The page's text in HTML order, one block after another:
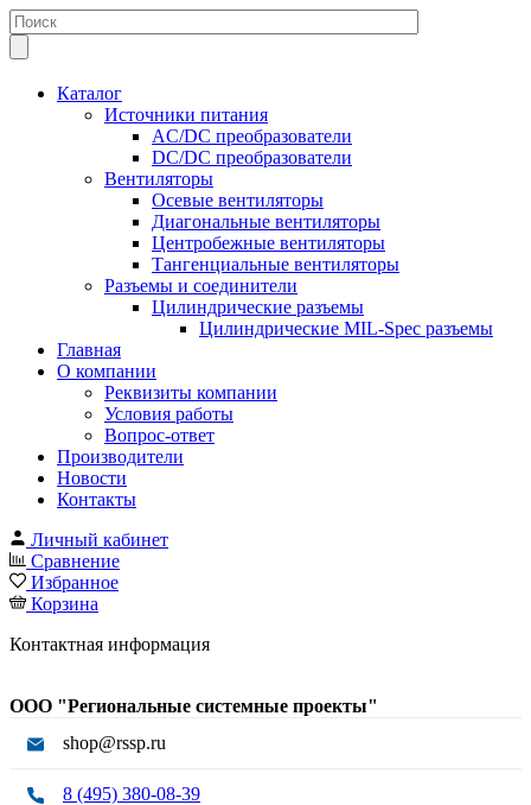
Каталог
Источники питания
AC/DC преобразователи
DC/DC преобразователи
Вентиляторы
Осевые вентиляторы
Диагональные вентиляторы
Центробежные вентиляторы
Тангенциальные вентиляторы
Разъемы и соединители
Цилиндрические разъемы
Цилиндрические MIL-Spec разъемы
Главная
О компании
Реквизиты компании
Условия работы
Вопрос-ответ
Производители
Новости
Контакты
Личный кабинет
Сравнение
Избранное
Корзина
Контактная информация
ООО "Региональные системные проекты"
shop@rssp.ru
8 (495) 380-08-39